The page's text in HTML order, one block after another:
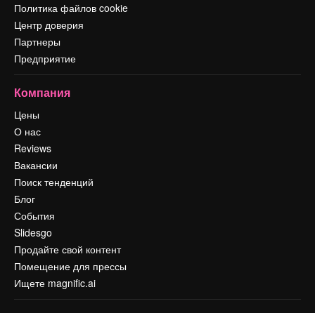
Политика файлов cookie
Центр доверия
Партнеры
Предприятие
Компания
Цены
О нас
Reviews
Вакансии
Поиск тенденций
Блог
События
Slidesgo
Продайте свой контент
Помещение для прессы
Ищете magnific.ai